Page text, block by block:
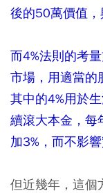
後的50萬價值，
而4%法則的考
市場，用適當的
其中的4%用於
續滾大本金，每
加3%，而不影響
但近幾年，這個